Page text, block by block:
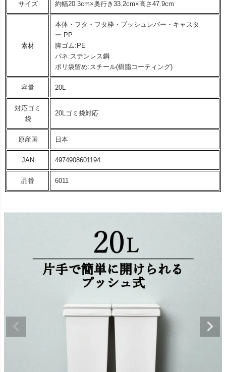
サイズ 約幅20.3cm×奥行き33.2cm×高さ47.9cm
素材
本体・フタ・フタ枠・プッシュレバー・キャスタ
ー:PP
脚ゴム:PE
バネ:ステンレス鋼
ポリ袋留め:スチール(樹脂コーティング)
容量 20L
対応ゴミ
袋
20Lゴミ袋対応
原産国 日本
JAN 4974908601194
品番 6011